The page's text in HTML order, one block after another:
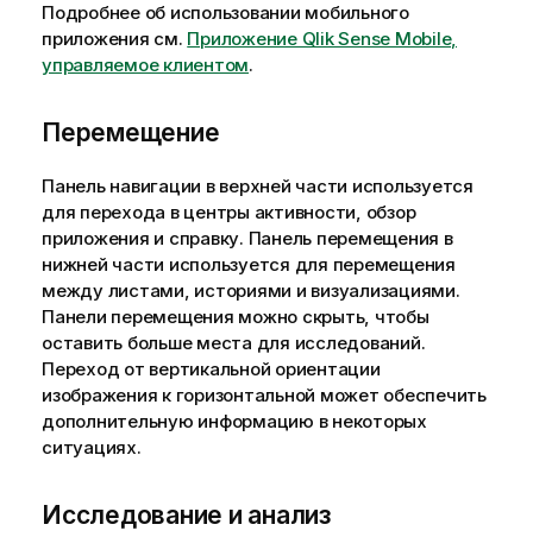
Подробнее об использовании мобильного
приложения см. Приложение Qlik Sense Mobile,
управляемое клиентом.
Перемещение
Панель навигации в верхней части используется
для перехода в центры активности, обзор
приложения и справку. Панель перемещения в
нижней части используется для перемещения
между листами, историями и визуализациями.
Панели перемещения можно скрыть, чтобы
оставить больше места для исследований.
Переход от вертикальной ориентации
изображения к горизонтальной может обеспечить
дополнительную информацию в некоторых
ситуациях.
Исследование и анализ